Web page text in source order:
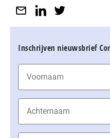
Inschrijven nieuwsbrief